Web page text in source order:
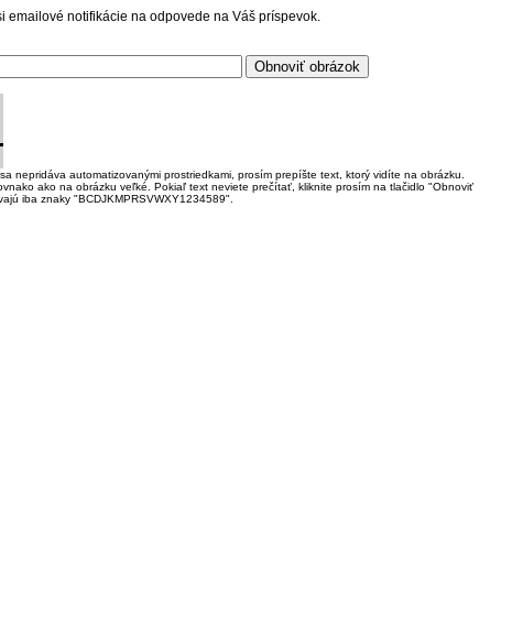
emailové notifikácie na odpovede na Váš príspevok.
nepridáva automatizovanými prostriedkami, prosím prepíšte text, ktorý vidíte na obrázku.
ako na obrázku veľké. Pokiaľ text neviete prečítať, kliknite prosím na tlačidlo "Obnoviť
iba znaky "BCDJKMPRSVWXY1234589".